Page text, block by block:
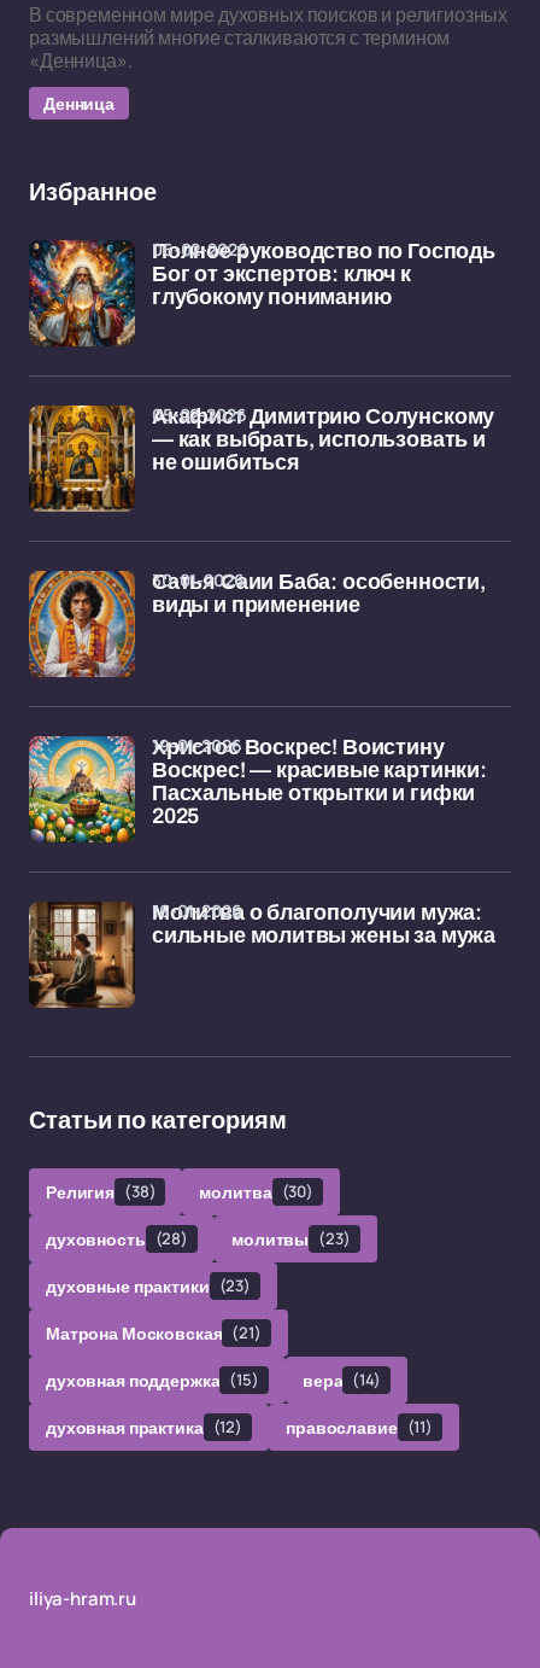
В современном мире духовных поисков и религиозных
размышлений многие сталкиваются с термином
«Денница».
Денница
Избранное
Полное руководство по Господь
Бог от экспертов: ключ к
глубокому пониманию
06-02-2026
Акафист Димитрию Солунскому
— как выбрать, использовать и
не ошибиться
05-02-2026
Сатья Саии Баба: особенности,
виды и применение
30-01-2026
Христос Воскрес! Воистину
Воскрес! — красивые картинки:
Пасхальные открытки и гифки
2025
19-01-2026
Молитва о благополучии мужа:
сильные молитвы жены за мужа
16-01-2026
Статьи по категориям
Религия (38) молитва (30)
духовность (28) молитвы (23)
духовные практики (23)
Матрона Московская (21)
духовная поддержка (15) вера (14)
духовная практика (12) православие (11)
iliya-hram.ru